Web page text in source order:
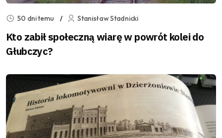
50 dni temu Stanisław Stadnicki
Kto zabił społeczną wiarę w powrót kolei do
Głubczyc?